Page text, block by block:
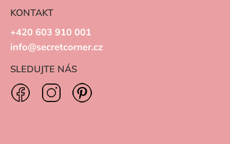
KONTAKT
+420 603 910 001
info@secretcorner.cz
SLEDUJTE NÁS